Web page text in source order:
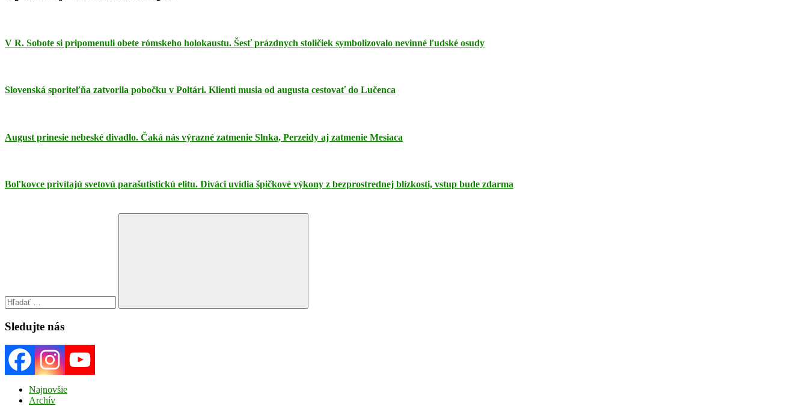
V R. Sobote si pripomenuli obete rómskeho holokaustu. Šesť prázdnych stoličiek symbolizovalo nevinné ľudské osudy
Slovenská sporiteľňa zatvorila pobočku v Poltári. Klienti musia od augusta cestovať do Lučenca
August prinesie nebeské divadlo. Čaká nás výrazné zatmenie Slnka, Perzeidy aj zatmenie Mesiaca
Boľkovce privítajú svetovú parašutistickú elitu. Diváci uvidia špičkové výkony z bezprostrednej blízkosti, vstup bude zdarma
Search
Sledujte nás
Najnovšie
Archív